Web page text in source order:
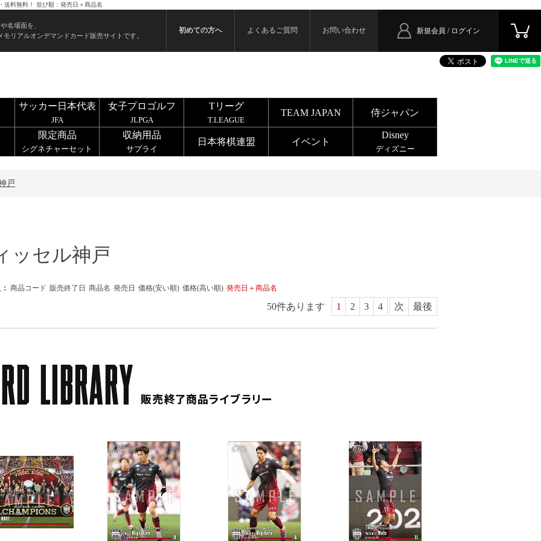
送料無料！ 並び順：発売日＋商品名
名場面を、
リアルオンデマンドカード販売サイトです。
新規会員 / ログイン
初めての方へ よくあるご質問 お問い合わせ
サッカー日本代表
JFA
女子プロゴルフ
JLPGA
Tリーグ
T.LEAGUE
TEAM JAPAN 侍ジャパン
限定商品
シグネチャーセット
収納用品
サプライ
日本将棋連盟 イベント
Disney
ディズニー
戸
ッセル神戸
商品コード 販売終了日 商品名 発売日 価格(安い順) 価格(高い順) 発売日＋商品名
50件あります 1 2 3 4 次 最後